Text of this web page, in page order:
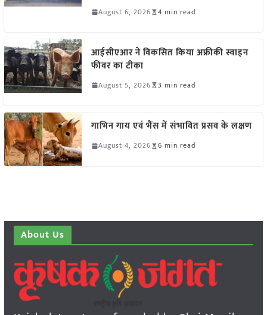
August 6, 2026 4 min read
आईसीएआर ने विकसित किया अफ्रीकी स्वाइन
फीवर का टीका
August 5, 2026 3 min read
गाभिन गाय एवं भैंस में संभावित प्रसव के लक्षण
August 4, 2026 6 min read
About Us